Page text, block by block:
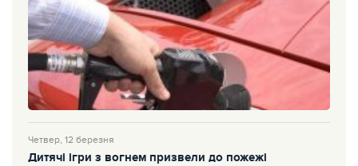
Четвер, 12 березня
Дитячі ігри з вогнем призвели до пожежі